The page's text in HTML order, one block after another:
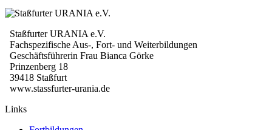
Staßfurter URANIA e.V.
Fachspezifische Aus-, Fort- und Weiterbildungen
Geschäftsführerin Frau Bianca Görke
Prinzenberg 18
39418 Staßfurt
www.stassfurter-urania.de
Links